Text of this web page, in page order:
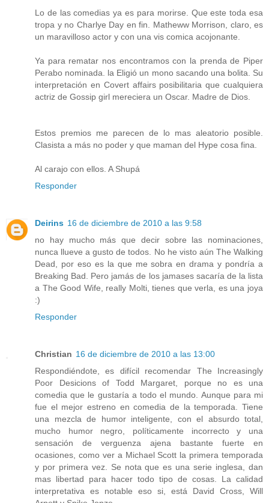
Lo de las comedias ya es para morirse. Que este toda esa
tropa y no Charlye Day en fin. Matheww Morrison, claro, es
un maravilloso actor y con una vis comica acojonante.
Ya para rematar nos encontramos con la prenda de Piper
Perabo nominada. la Eligió un mono sacando una bolita. Su
interpretación en Covert affairs posibilitaria que cualquiera
actriz de Gossip girl mereciera un Oscar. Madre de Dios.
Estos premios me parecen de lo mas aleatorio posible.
Clasista a más no poder y que maman del Hype cosa fina.
Al carajo con ellos. A Shupá
Responder
Deirins 16 de diciembre de 2010 a las 9:58
no hay mucho más que decir sobre las nominaciones,
nunca llueve a gusto de todos. No he visto aún The Walking
Dead, por eso es la que me sobra en drama y pondría a
Breaking Bad. Pero jamás de los jamases sacaría de la lista
a The Good Wife, really Molti, tienes que verla, es una joya
:)
Responder
Christian 16 de diciembre de 2010 a las 13:00
Respondiéndote, es difícil recomendar The Increasingly
Poor Desicions of Todd Margaret, porque no es una
comedia que le gustaría a todo el mundo. Aunque para mi
fue el mejor estreno en comedia de la temporada. Tiene
una mezcla de humor inteligente, con el absurdo total,
mucho humor negro, políticamente incorrecto y una
sensación de verguenza ajena bastante fuerte en
ocasiones, como ver a Michael Scott la primera temporada
y por primera vez. Se nota que es una serie inglesa, dan
mas libertad para hacer todo tipo de cosas. La calidad
interpretativa es notable eso si, está David Cross, Will